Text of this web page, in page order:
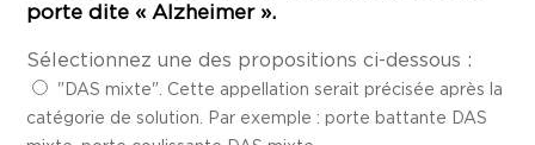
porte dite « Alzheimer ».
Sélectionnez une des propositions ci-dessous :
"DAS mixte". Cette appellation serait précisée après la
catégorie de solution. Par exemple : porte battante DAS